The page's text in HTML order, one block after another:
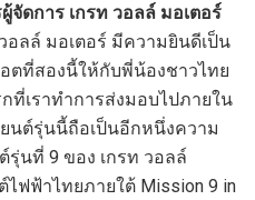
ดการ เกรท วอลล์ มอเตอร์
อลล์ มอเตอร์ มีความยินดีเป็น
ตที่สองนี้ให้กับพี่น้องชาวไทย
ที่เราทำการส่งมอบไปภายใน
ยนต์รุ่นนี้ถือเป็นอีกหนึ่งความ
รุ่นที่ 9 ของ เกรท วอลล์
ฟฟ้าไทยภายใต้ Mission 9 in